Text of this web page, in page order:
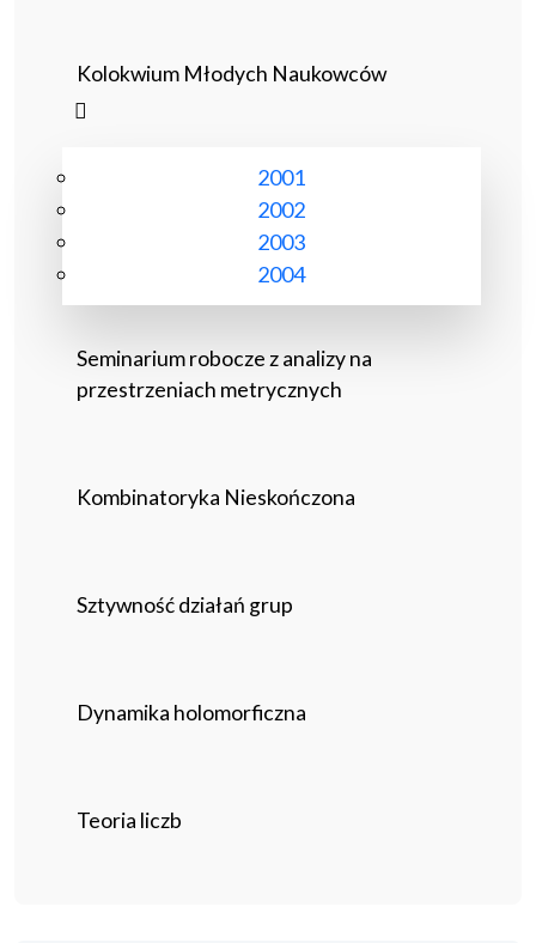
Kolokwium Młodych Naukowców
2001
2002
2003
2004
Seminarium robocze z analizy na
przestrzeniach metrycznych
Kombinatoryka Nieskończona
Sztywność działań grup
Dynamika holomorficzna
Teoria liczb